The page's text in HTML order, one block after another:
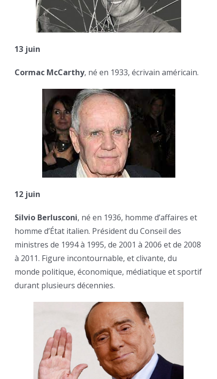
13 juin
Cormac McCarthy, né en 1933, écrivain américain.
12 juin
Silvio Berlusconi, né en 1936, homme d’affaires et
homme d’État italien. Président du Conseil des
ministres de 1994 à 1995, de 2001 à 2006 et de 2008
à 2011. Figure incontournable, et clivante, du
monde politique, économique, médiatique et sportif
durant plusieurs décennies.